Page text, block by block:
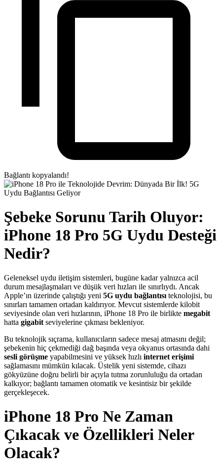
Bağlantı kopyalandı!
Şebeke Sorunu Tarih Oluyor:
iPhone 18 Pro 5G Uydu Desteği
Nedir?
Geleneksel uydu iletişim sistemleri, bugüne kadar yalnızca acil
durum mesajlaşmaları ve düşük veri hızları ile sınırlıydı. Ancak
Apple’ın üzerinde çalıştığı yeni 5G uydu bağlantısı teknolojisi, bu
sınırları tamamen ortadan kaldırıyor. Mevcut sistemlerde kilobit
seviyesinde olan veri hızlarının, iPhone 18 Pro ile birlikte megabit
hatta gigabit seviyelerine çıkması bekleniyor.
Bu teknolojik sıçrama, kullanıcıların sadece mesaj atmasını değil;
şebekenin hiç çekmediği dağ başında veya okyanus ortasında dahi
sesli görüşme yapabilmesini ve yüksek hızlı internet erişimi
sağlamasını mümkün kılacak. Üstelik yeni sistemde, cihazı
gökyüzüne doğru belirli bir açıyla tutma zorunluluğu da ortadan
kalkıyor; bağlantı tamamen otomatik ve kesintisiz bir şekilde
gerçekleşecek.
iPhone 18 Pro Ne Zaman
Çıkacak ve Özellikleri Neler
Olacak?